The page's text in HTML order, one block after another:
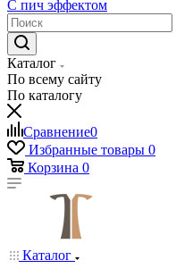
С пич эффектом
Каталог
По всему сайту
По каталогу
Сравнение0
Избранные товары 0
Корзина 0
Каталог